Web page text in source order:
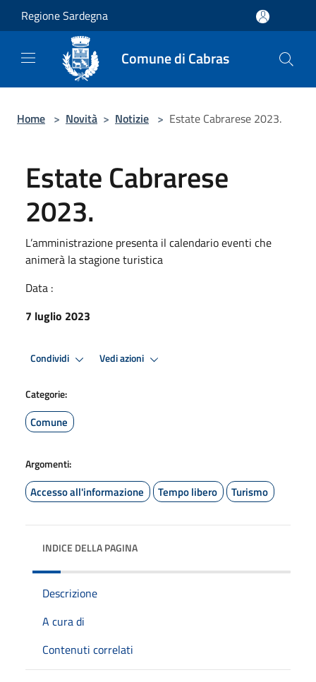
Salta al contenuto principale
Regione Sardegna
Comune di Cabras
Home > Novità > Notizie > Estate Cabrarese 2023.
Estate Cabrarese
2023.
L’amministrazione presenta il calendario eventi che
animerà la stagione turistica
Data :
7 luglio 2023
Condividi Vedi azioni
Categorie:
Comune
Argomenti:
Accesso all'informazione Tempo libero Turismo
INDICE DELLA PAGINA
Descrizione
A cura di
Contenuti correlati